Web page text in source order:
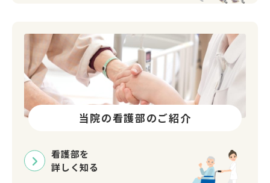
当院の看護部のご紹介
看護部を
詳しく知る